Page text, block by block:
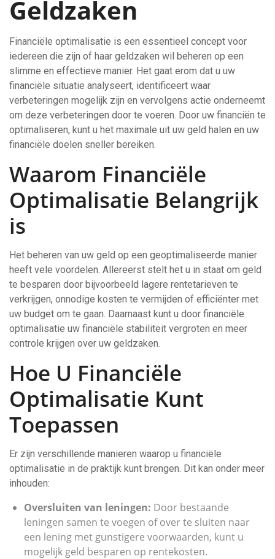
Geldzaken
Financiële optimalisatie is een essentieel concept voor
iedereen die zijn of haar geldzaken wil beheren op een
slimme en effectieve manier. Het gaat erom dat u uw
financiële situatie analyseert, identificeert waar
verbeteringen mogelijk zijn en vervolgens actie onderneemt
om deze verbeteringen door te voeren. Door uw financiën te
optimaliseren, kunt u het maximale uit uw geld halen en uw
financiële doelen sneller bereiken.
Waarom Financiële
Optimalisatie Belangrijk
is
Het beheren van uw geld op een geoptimaliseerde manier
heeft vele voordelen. Allereerst stelt het u in staat om geld
te besparen door bijvoorbeeld lagere rentetarieven te
verkrijgen, onnodige kosten te vermijden of efficiënter met
uw budget om te gaan. Daarnaast kunt u door financiële
optimalisatie uw financiële stabiliteit vergroten en meer
controle krijgen over uw geldzaken.
Hoe U Financiële
Optimalisatie Kunt
Toepassen
Er zijn verschillende manieren waarop u financiële
optimalisatie in de praktijk kunt brengen. Dit kan onder meer
inhouden:
Oversluiten van leningen: Door bestaande
leningen samen te voegen of over te sluiten naar
een lening met gunstigere voorwaarden, kunt u
mogelijk geld besparen op rentekosten.